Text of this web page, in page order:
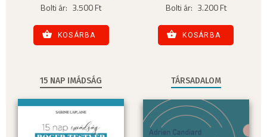
Bolti ár: 3.500 Ft
KOSÁRBA
Bolti ár: 3.200 Ft
KOSÁRBA
15 NAP IMÁDSÁG TÁRSADALOM